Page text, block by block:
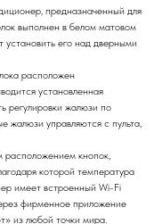
предназначенный для
выполнен в белом матовом
установить его над дверными
расположен
установленная
регулировки жалюзи по
жалюзи управляются с пульта,
расположением кнопок,
которой температура
имеет встроенный Wi-Fi
фирменное приложение
из любой точки мира.